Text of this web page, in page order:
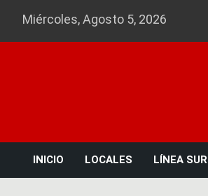
Miércoles, Agosto 5, 2026
INICIO LOCALES LÍNEA SUR